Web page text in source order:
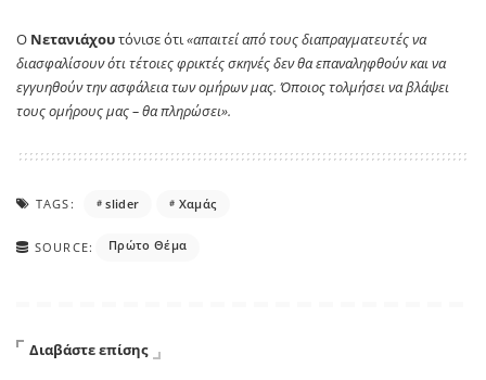
Ο Νετανιάχουτόνισε ότι«απαιτεί από τους διαπραγματευτές να
διασφαλίσουν ότι τέτοιες φρικτές σκηνές δεν θα επαναληφθούν και να
εγγυηθούν την ασφάλεια των ομήρων μας. Όποιος τολμήσει να βλάψει
τους ομήρους μας – θα πληρώσει».
TAGS: slider Χαμάς
SOURCE: Πρώτο Θέμα
Διαβάστε επίσης